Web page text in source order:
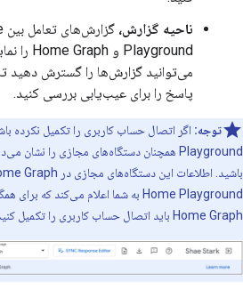
ناحیه گزارش، گزارش‌های تعامل بین
Playground و Home Graph را
می‌توانید گزارش‌ها را گسترش دهید
پاسخ را برای عیب‌یابی بررسی کنید.
توجه: اگر اتصال حساب کاربری را تکمیل نکرده
Playground همچنان دستگاه‌های مجازی را نشان می‌دهد
باشید. اطلاعات این دستگاه‌های مجازی در Graph
Home Playground به شما اعلام می‌کند که برای
Home Graph باید اتصال حساب کاربری را تکمیل